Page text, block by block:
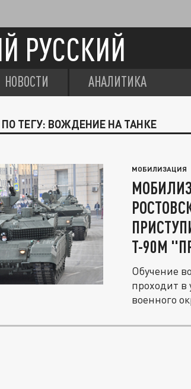
РУССКИЙ
НОВОСТИ АНАЛИТИКА
ТЕГУ: ВОЖДЕНИЕ НА ТАНКЕ
МОБИЛИЗАЦИЯ
Т-90М
Обучение
проходит
военного